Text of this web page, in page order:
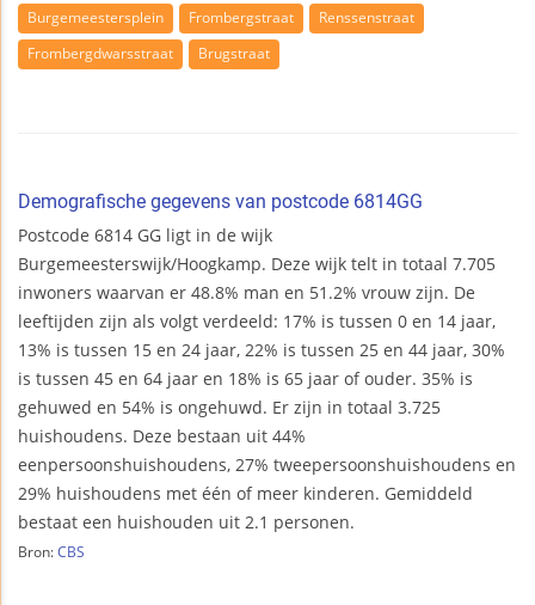
Burgemeestersplein
Frombergstraat
Renssenstraat
Frombergdwarsstraat
Brugstraat
Demografische gegevens van postcode 6814GG
Postcode 6814 GG ligt in de wijk
Burgemeesterswijk/Hoogkamp. Deze wijk telt in totaal 7.705
inwoners waarvan er 48.8% man en 51.2% vrouw zijn. De
leeftijden zijn als volgt verdeeld: 17% is tussen 0 en 14 jaar,
13% is tussen 15 en 24 jaar, 22% is tussen 25 en 44 jaar, 30%
is tussen 45 en 64 jaar en 18% is 65 jaar of ouder. 35% is
gehuwed en 54% is ongehuwd. Er zijn in totaal 3.725
huishoudens. Deze bestaan uit 44%
eenpersoonshuishoudens, 27% tweepersoonshuishoudens en
29% huishoudens met één of meer kinderen. Gemiddeld
bestaat een huishouden uit 2.1 personen.
Bron: CBS